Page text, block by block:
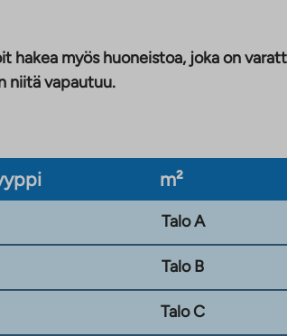
hakea myös huoneistoa, joka on
niitä vapautuu.
m²
Talo A
Talo B
Talo C